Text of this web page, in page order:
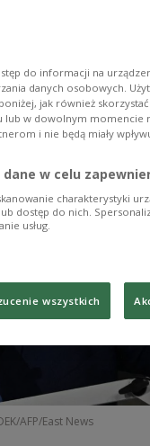
Aufsicht
AFP/East News
do informacji na
danych osobowych.
jak również
lub w dowolnym momencie
i nie będą miały
w celu
charakterystyki
dostęp do nich.
usług.
wszystkich